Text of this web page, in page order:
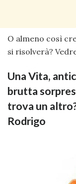
O almeno così
si risolverà?
Una Vita,
brutta
trova un
Rodrigo